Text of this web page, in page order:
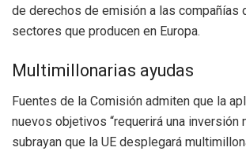
de derechos de emisión a las compañías
sectores que producen en Europa.
Multimillonarias ayudas
Fuentes de la Comisión admiten que la
nuevos objetivos “requerirá una inversión
subrayan que la UE desplegará